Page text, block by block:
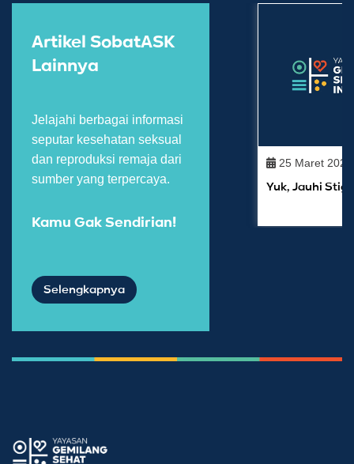
Artikel SobatASK
Lainnya
Jelajahi berbagai informasi
seputar kesehatan seksual
dan reproduksi remaja dari
sumber yang terpercaya.
Kamu Gak Sendirian!
Selengkapnya
25 Maret 2021
Yuk, Jauhi